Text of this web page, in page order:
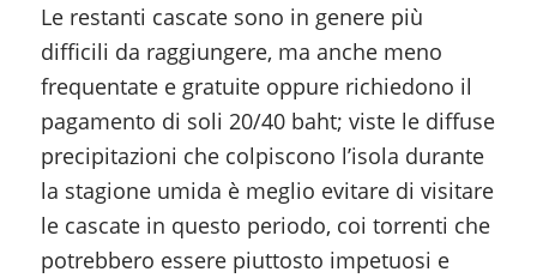
Le restanti cascate sono in genere più
difficili da raggiungere, ma anche meno
frequentate e gratuite oppure richiedono il
pagamento di soli 20/40 baht; viste le diffuse
precipitazioni che colpiscono l’isola durante
la stagione umida è meglio evitare di visitare
le cascate in questo periodo, coi torrenti che
potrebbero essere piuttosto impetuosi e